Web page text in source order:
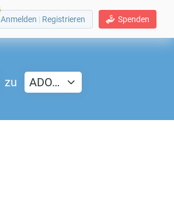
Spenden
Anmelden | Registrieren
zu ADO…